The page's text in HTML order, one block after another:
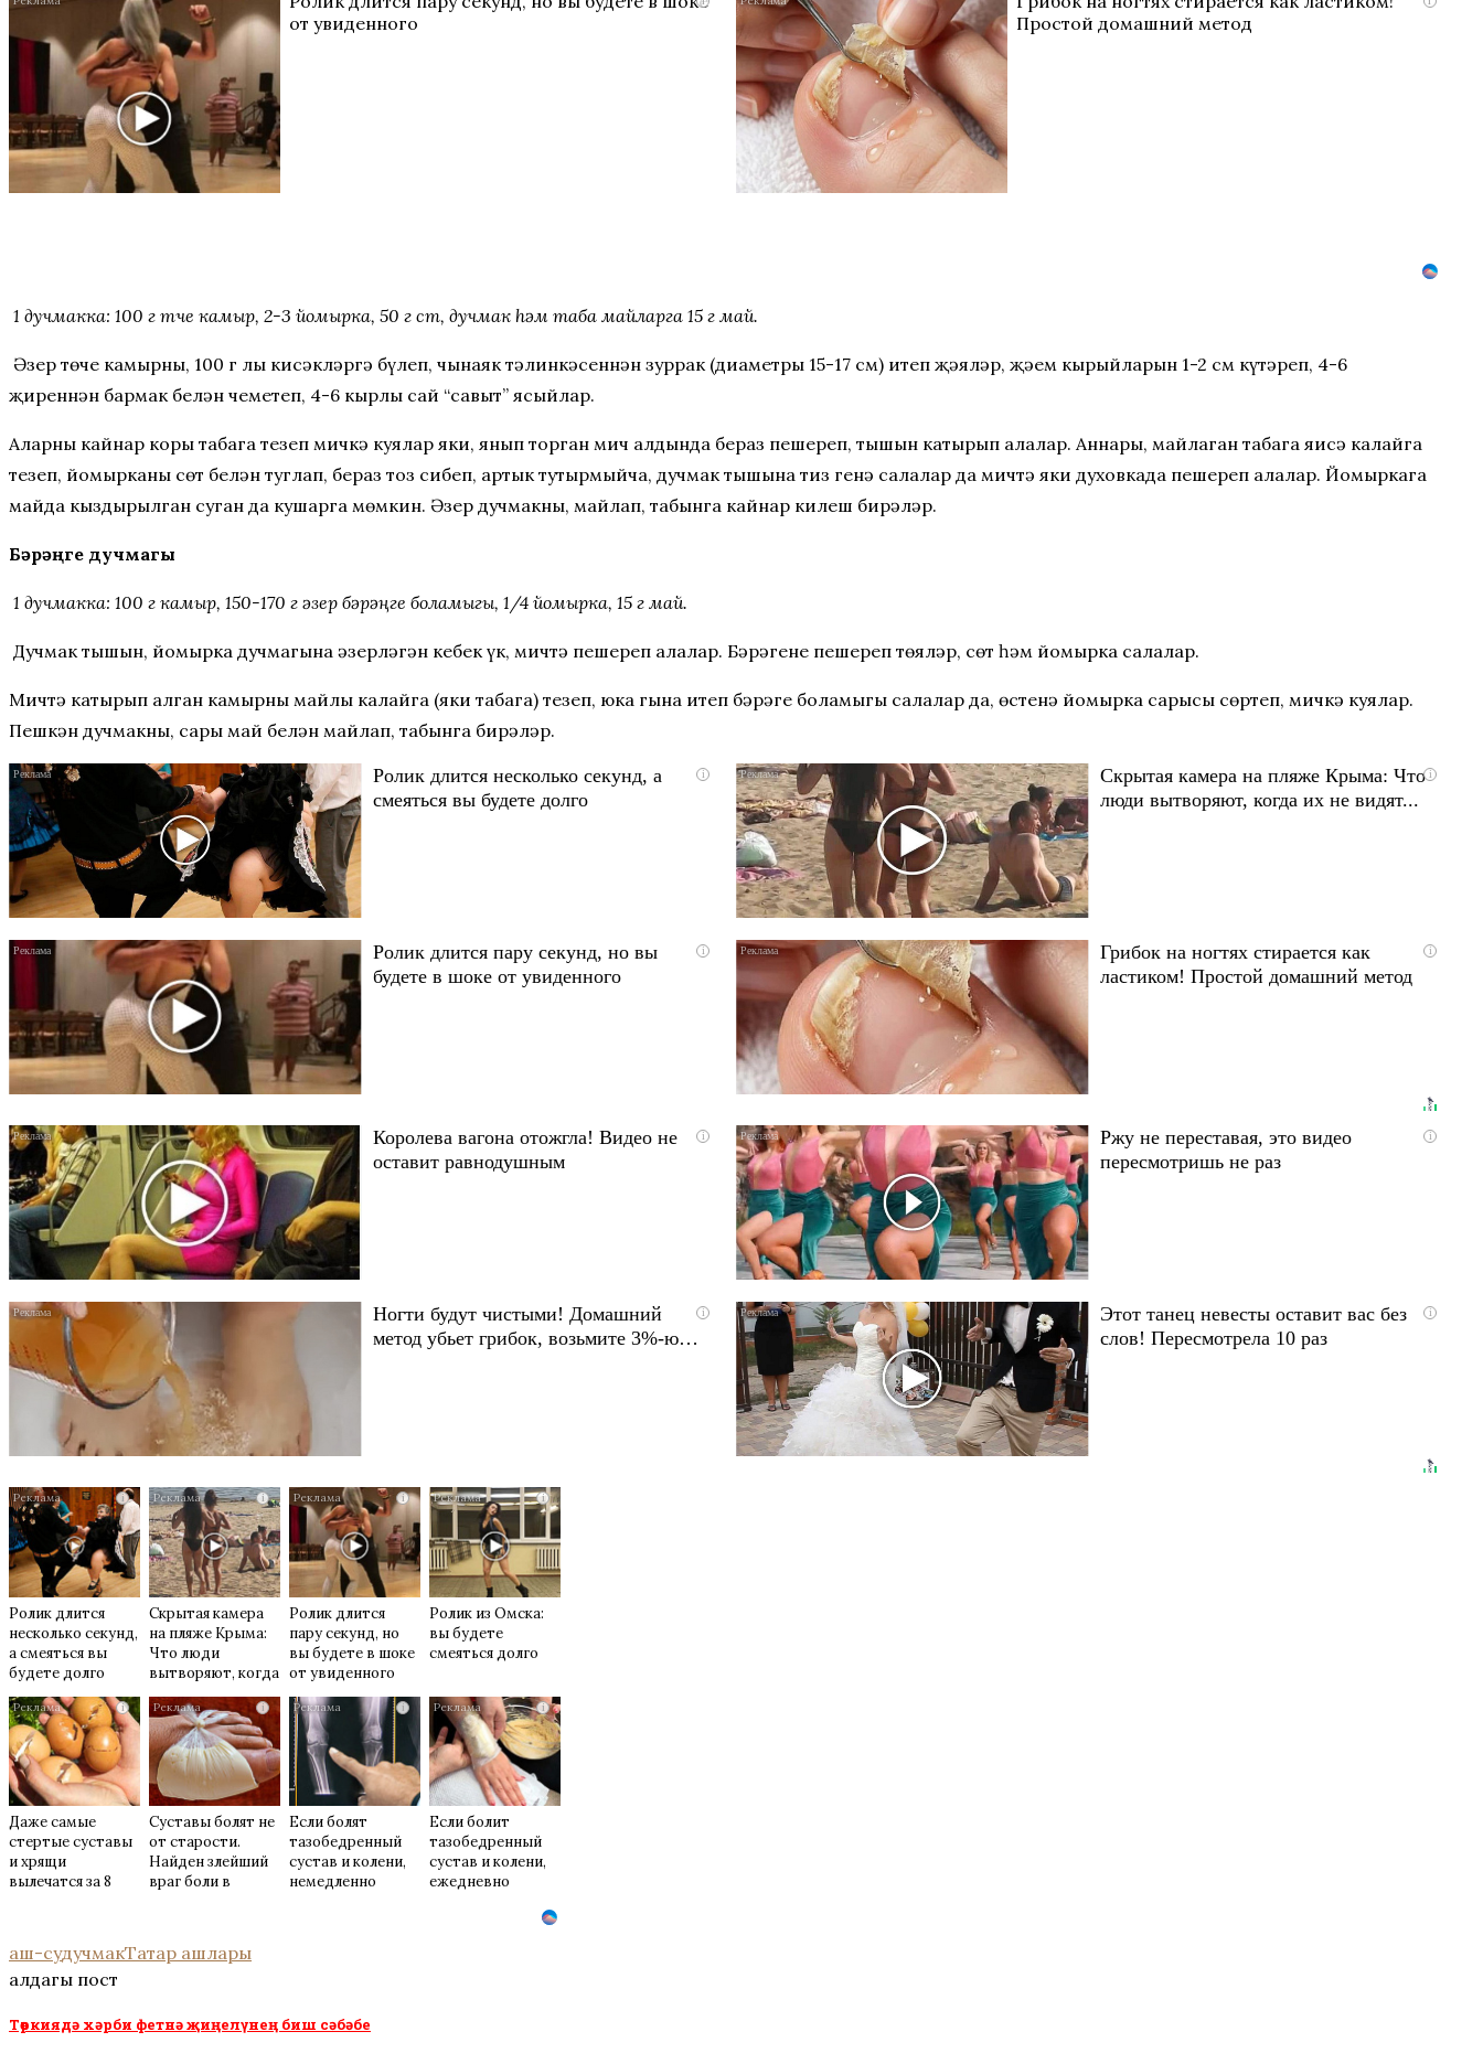
от увиденного
Простой домашний метод
1 дучмакка: 100 г төче камыр, 2-3 йомырка, 50 г сөт, дучмак һәм таба майларга 15 г май.
Әзер төче камырны, 100 г лы кисәкләргә бүлеп, чынаяк тәлинкәсеннән зуррак (диаметры 15-17 см) итеп җәяләр, җәем кырыйларын 1-2 см күтәреп, 4-6
җиреннән бармак белән чеметеп, 4-6 кырлы сай “савыт” ясыйлар.
Аларны кайнар коры табага тезеп мичкә куялар яки, янып торган мич алдында бераз пешереп, тышын катырып алалар. Аннары, майлаган табага яисә калайга
тезеп, йомырканы сөт белән туглап, бераз тоз сибеп, артык тутырмыйча, дучмак тышына тиз генә салалар да мичтә яки духовкада пешереп алалар. Йомыркага
майда кыздырылган суган да кушарга мөмкин. Әзер дучмакны, майлап, табынга кайнар килеш бирәләр.
Бәрәңге дучмагы
1 дучмакка: 100 г камыр, 150-170 г әзер бәрәңге боламыгы, 1/4 йомырка, 15 г май.
Дучмак тышын, йомырка дучмагына әзерләгән кебек үк, мичтә пешереп алалар. Бәрәңгене пешереп төяләр, сөт һәм йомырка салалар.
Мичтә катырып алган камырны майлы калайга (яки табага) тезеп, юка гына итеп бәрәңге боламыгы салалар да, өстенә йомырка сарысы сөртеп, мичкә куялар.
Пешкән дучмакны, сары май белән майлап, табынга бирәләр.
i
Ролик длится несколько секунд, а
смеяться вы будете долго
i
Скрытая камера на пляже Крыма: Что
люди вытворяют, когда их не видят...
i
Ролик длится пару секунд, но вы
будете в шоке от увиденного
i
Грибок на ногтях стирается как
ластиком! Простой домашний метод
i
Королева вагона отожгла! Видео не
оставит равнодушным
i
Ржу не переставая, это видео
пересмотришь не раз
i
Ногти будут чистыми! Домашний
метод убьет грибок, возьмите 3%-ю…
i
Этот танец невесты оставит вас без
слов! Пересмотрела 10 раз
i
Ролик длится
несколько секунд,
а смеяться вы
будете долго
i
Скрытая камера
на пляже Крыма:
Что люди
вытворяют, когда
их не видят...
i
Ролик длится
пару секунд, но
вы будете в шоке
от увиденного
i
Ролик из Омска:
вы будете
смеяться долго
i
Даже самые
стертые суставы
и хрящи
вылечатся за 8
i
Суставы болят не
от старости.
Найден злейший
враг боли в
i
Если болят
тазобедренный
сустав и колени,
немедленно
i
Если болит
тазобедренный
сустав и колени,
ежедневно
аш-судучмакТатар ашлары
алдагы пост
Төркиядә хәрби фетнә җиңелүнең биш сәбәбе